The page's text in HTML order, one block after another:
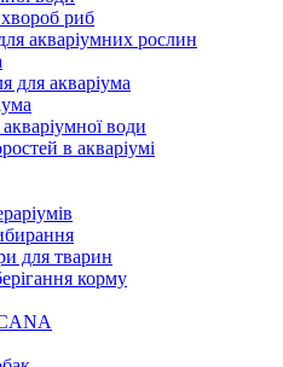
хвороб риб
акваріумних рослин
для акваріума
води
в акваріумі
для тварин
корму